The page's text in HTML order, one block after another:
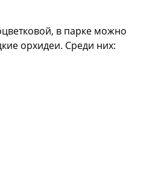
в парке можно
орхидеи. Среди них: